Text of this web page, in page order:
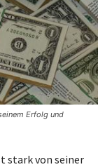
Erfolg und
stark von seiner